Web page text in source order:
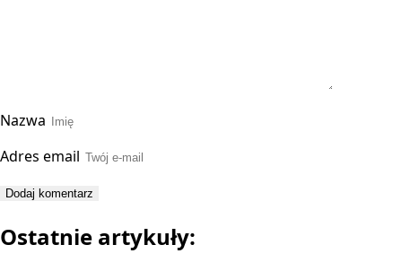
Nazwa
Adres email
Ostatnie artykuły: